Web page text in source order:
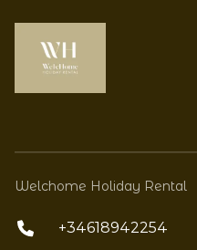
Welchome Holiday Rental
+34618942254